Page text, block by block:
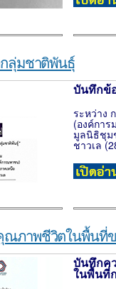
ลุ่มชาติพันธุ์
บันทึกข้
ระหว่าง
(องค์กา
มูลนิธิชุม
ชาวเล
ภาพชีวิตในพื้นที่ข
บันทึกค
ในพื้นที่